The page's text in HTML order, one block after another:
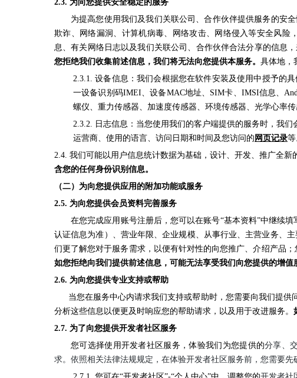
2.3. 为向您提供安全稳定的服务
为提高您使用我们及我们关联公司、合作伙伴提供服务的安
欺诈、网络漏洞、计算机病毒、网络攻击、网络侵入等安全风
息、有关网络日志以及我们关联公司、合作伙伴合法分享的信息
您拒绝我们收集前述信息，我们将无法向您提供本服务。 具体地，
2.3.1. 设备信息：我们会根据您在软件安装及使用中授予的
一设备识别码IMEI、设备MAC地址、SIM卡、IMSI信息、
螺仪、重力传感器、加速度传感器、环境传感器、光学心率
2.3.2. 日志信息：当您使用我们的客户端提供的服务时，我
运营商、使用的语言、访问日期和时间及您访问的 网页记录等
2.4. 我们可能以用户信息统计数据为基础，设计、开发、推广全
含您的任何身份识别信息。
（二）为向您提供应用的附加功能或服务
2.5. 为向您提供会员资料完善服务
在您完成应用账号注册后，您可以在账号“基本资料”中继续
认证信息为准）、营业年限、企业规模、从事行业、主营业务、
们更了解您对于服务需求，以便有针对性的向您推广、介绍产品
如您拒绝向我们提供前述信息，可能无法享受我们向您提供的增值
2.6. 为向您提供专业支持或帮助
当您在服务中心内请求我们支持或帮助时，您需要向我们提供
分析这些信息以便更及时响应您的帮助请求，以及用于改进服务。
2.7. 为了向您提供开发者社区服务
您可选择使用开发者社区服务，体验我们为您提供的分享、
求。依照相关法律法规规定，在体验开发者社区服务前，您需要